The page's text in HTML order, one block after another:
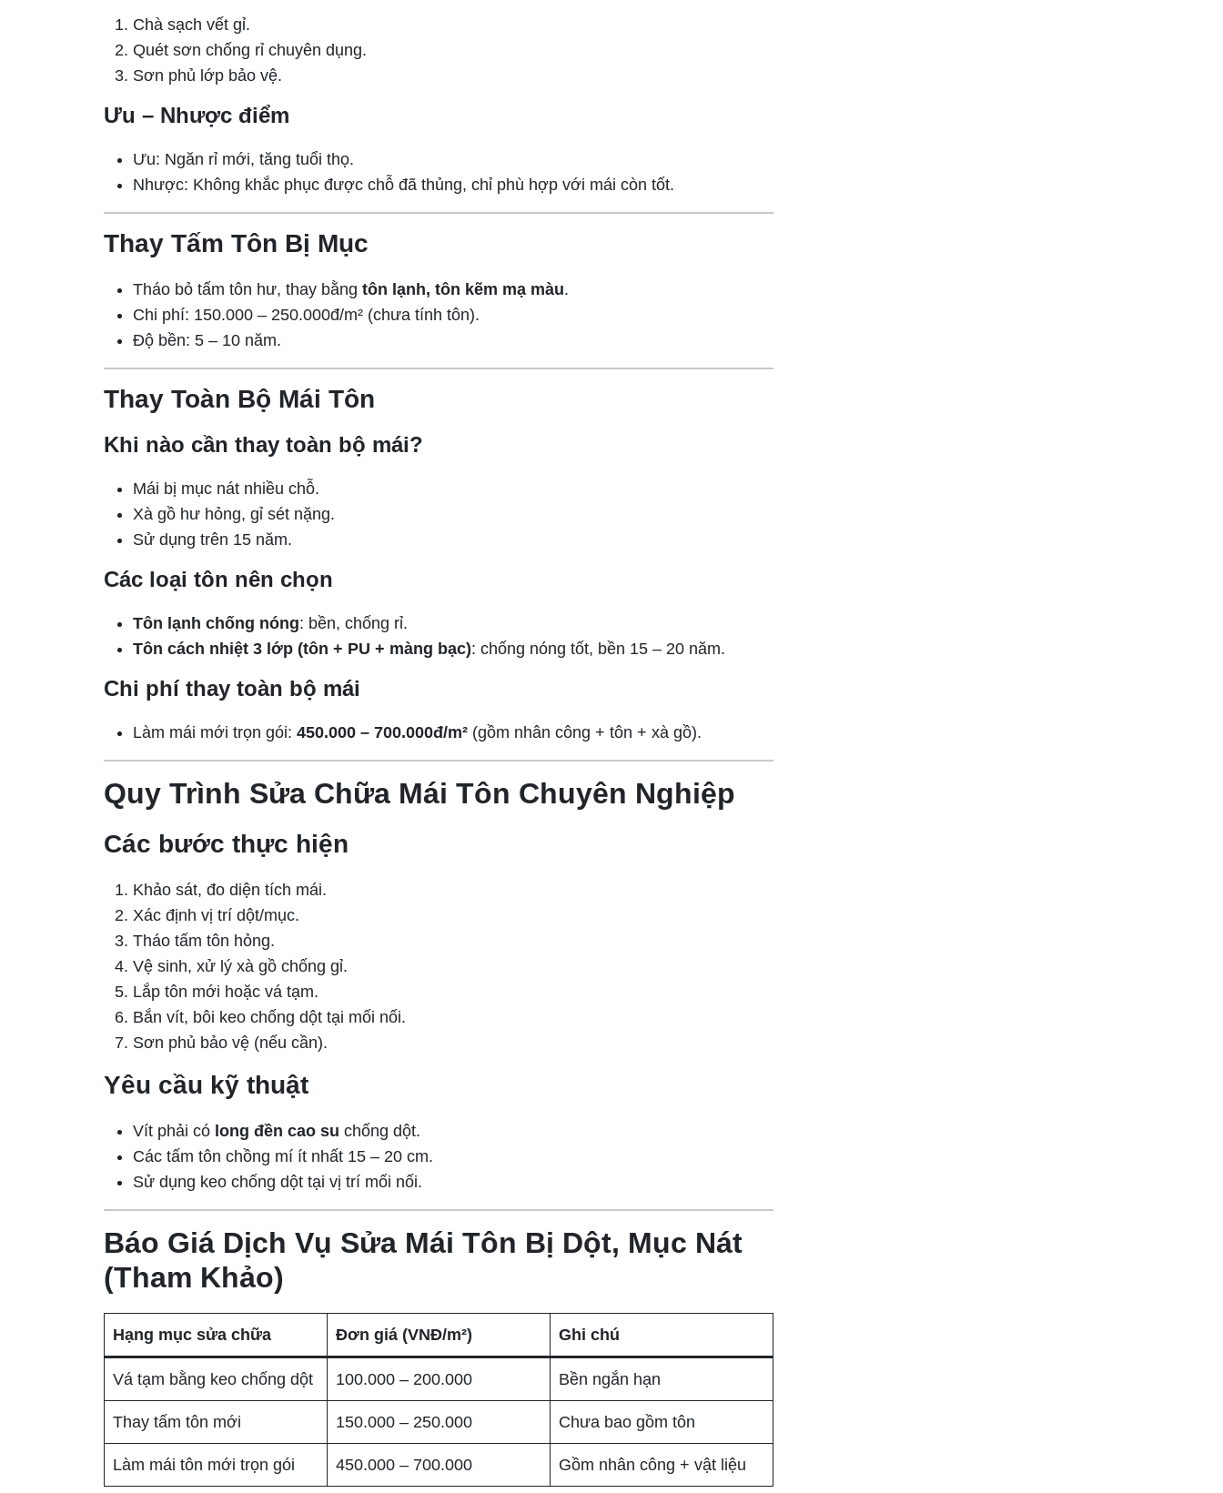
Chà sạch vết gỉ.
Quét sơn chống rỉ chuyên dụng.
Sơn phủ lớp bảo vệ.
Ưu – Nhược điểm
Ưu: Ngăn rỉ mới, tăng tuổi thọ.
Nhược: Không khắc phục được chỗ đã thủng, chỉ phù hợp với mái còn tốt.
Thay Tấm Tôn Bị Mục
Tháo bỏ tấm tôn hư, thay bằng tôn lạnh, tôn kẽm mạ màu.
Chi phí: 150.000 – 250.000đ/m² (chưa tính tôn).
Độ bền: 5 – 10 năm.
Thay Toàn Bộ Mái Tôn
Khi nào cần thay toàn bộ mái?
Mái bị mục nát nhiều chỗ.
Xà gồ hư hỏng, gỉ sét nặng.
Sử dụng trên 15 năm.
Các loại tôn nên chọn
Tôn lạnh chống nóng: bền, chống rỉ.
Tôn cách nhiệt 3 lớp (tôn + PU + màng bạc): chống nóng tốt, bền 15 – 20 năm.
Chi phí thay toàn bộ mái
Làm mái mới trọn gói: 450.000 – 700.000đ/m² (gồm nhân công + tôn + xà gồ).
Quy Trình Sửa Chữa Mái Tôn Chuyên Nghiệp
Các bước thực hiện
Khảo sát, đo diện tích mái.
Xác định vị trí dột/mục.
Tháo tấm tôn hỏng.
Vệ sinh, xử lý xà gồ chống gỉ.
Lắp tôn mới hoặc vá tạm.
Bắn vít, bôi keo chống dột tại mối nối.
Sơn phủ bảo vệ (nếu cần).
Yêu cầu kỹ thuật
Vít phải có long đền cao su chống dột.
Các tấm tôn chồng mí ít nhất 15 – 20 cm.
Sử dụng keo chống dột tại vị trí mối nối.
Báo Giá Dịch Vụ Sửa Mái Tôn Bị Dột, Mục Nát
(Tham Khảo)
Hạng mục sửa chữa Đơn giá (VNĐ/m²) Ghi chú
Vá tạm bằng keo chống dột 100.000 – 200.000 Bền ngắn hạn
Thay tấm tôn mới 150.000 – 250.000 Chưa bao gồm tôn
Làm mái tôn mới trọn gói 450.000 – 700.000 Gồm nhân công + vật liệu